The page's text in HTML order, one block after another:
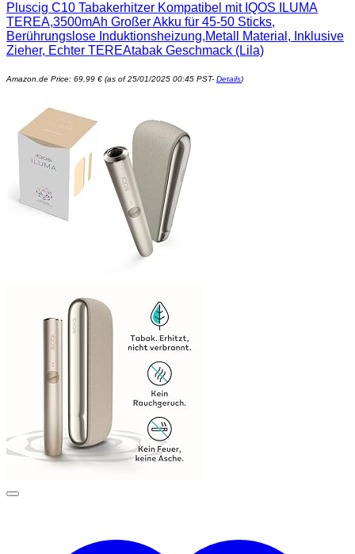
Pluscig C10 Tabakerhitzer Kompatibel mit IQOS ILUMA
TEREA,3500mAh Großer Akku für 45-50 Sticks,
Berührungslose Induktionsheizung,Metall Material, Inklusive
Zieher, Echter TEREAtabak Geschmack (Lila)
Amazon.de Price: 69,99 € (as of 25/01/2025 00:45 PST- Details)